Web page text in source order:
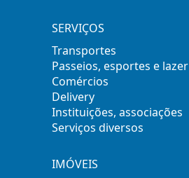
SERVIÇOS
Transportes
Passeios, esportes e lazer
Comércios
Delivery
Instituições, associações
Serviços diversos
IMÓVEIS